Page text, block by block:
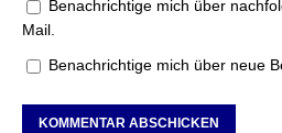
Benachrichtige mich über
Mail.
Benachrichtige mich über neue